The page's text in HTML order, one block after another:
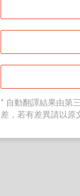
* 自動翻譯結果由第
差，若有差異請以原